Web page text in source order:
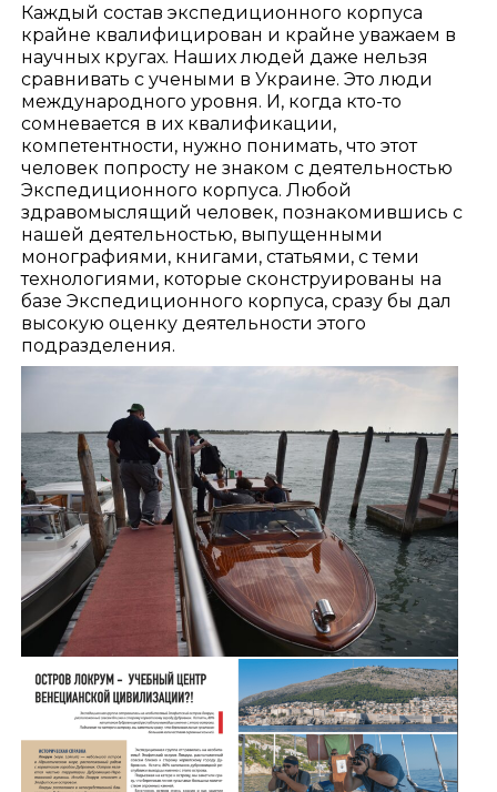
Каждый состав экспедиционного корпуса
крайне квалифицирован и крайне уважаем в
научных кругах. Наших людей даже нельзя
сравнивать с учеными в Украине. Это люди
международного уровня. И, когда кто-то
сомневается в их квалификации,
компетентности, нужно понимать, что этот
человек попросту не знаком с деятельностью
Экспедиционного корпуса. Любой
здравомыслящий человек, познакомившись с
нашей деятельностью, выпущенными
монографиями, книгами, статьями, с теми
технологиями, которые сконструированы на
базе Экспедиционного корпуса, сразу бы дал
высокую оценку деятельности этого
подразделения.